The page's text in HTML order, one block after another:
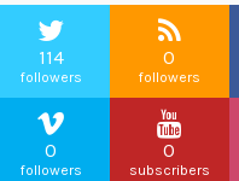
114
followers
0
followers
0
followers
0
subscribers